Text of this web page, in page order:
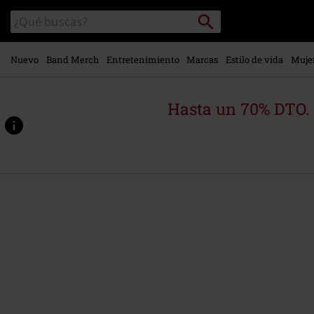
contenido
principal
Buscar
en
el
catálogo
Buscar
Nuevo Band Merch Entretenimiento Marcas Estilo de vida
Hasta un 70%